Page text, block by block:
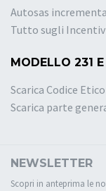
Autosas
Tutto sugli
MODELLO 231
Scarica Codice Etico
Scarica parte
NEWSLETTER
Scopri in anteprima le